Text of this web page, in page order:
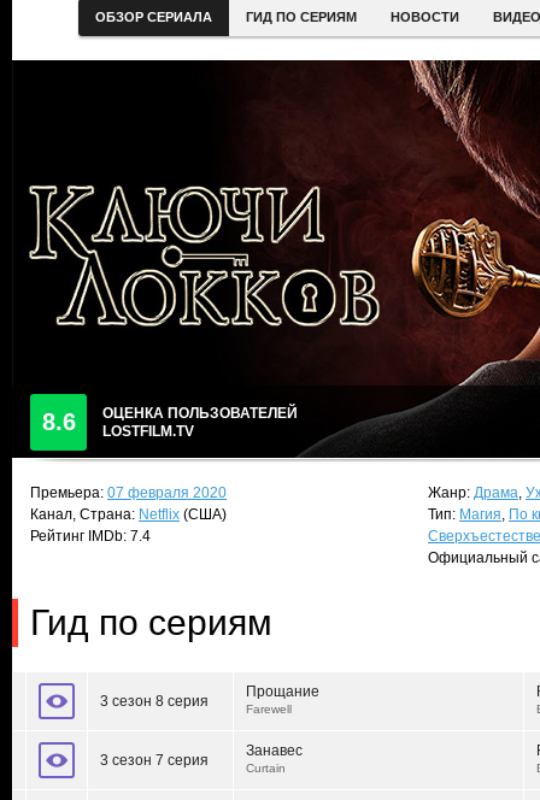
ОБЗОР СЕРИАЛА ГИД ПО СЕРИЯМ НОВОСТИ ВИДЕО
8.6
ОЦЕНКА ПОЛЬЗОВАТЕЛЕЙ
LOSTFILM.TV
Премьера: 07 февраля 2020
Канал, Страна: Netflix (США)
Рейтинг IMDb: 7.4
Жанр: Драма,
Тип: Магия, По
Официальный
Гид по сериям
3 сезон 8 серия
Прощание
Farewell
3 сезон 7 серия
Занавес
Curtain